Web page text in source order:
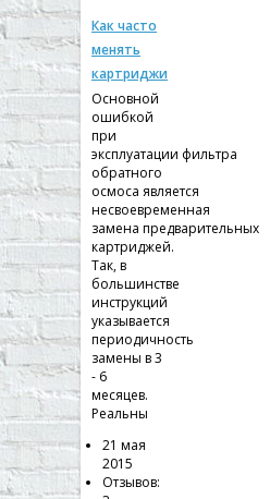
Как часто
менять
картриджи
Основной
ошибкой
при
эксплуатации фильтра
обратного
осмоса является
несвоевременная
замена предварительных
картриджей.
Так, в
большинстве
инструкций
указывается
периодичность
замены в 3
- 6
месяцев.
Реальны
21 мая
2015
Отзывов: